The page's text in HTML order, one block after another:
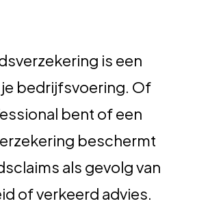
is een
bedrijfsvoering. Of
bent of een
beschermt
als gevolg van
of verkeerd advies.